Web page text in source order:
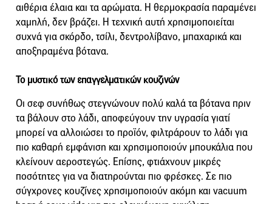
αιθέρια έλαια και τα αρώματα. Η θερμοκρασία παραμένει
χαμηλή, δεν βράζει. Η τεχνική αυτή χρησιμοποιείται
συχνά για σκόρδο, τσίλι, δεντρολίβανο, μπαχαρικά και
αποξηραμένα βότανα.
Το μυστικό των επαγγελματικών κουζινών
Οι σεφ συνήθως στεγνώνουν πολύ καλά τα βότανα πριν
τα βάλουν στο λάδι, αποφεύγουν την υγρασία γιατί
μπορεί να αλλοιώσει το προϊόν, φιλτράρουν το λάδι για
πιο καθαρή εμφάνιση και χρησιμοποιούν μπουκάλια που
κλείνουν αεροστεγώς. Επίσης, φτιάχνουν μικρές
ποσότητες για να διατηρούνται πιο φρέσκες. Σε πιο
σύγχρονες κουζίνες χρησιμοποιούν ακόμη και vacuum